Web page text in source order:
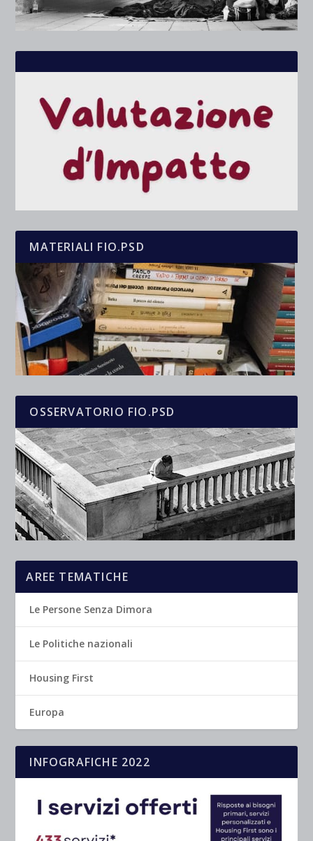
MATERIALI FIO.PSD
OSSERVATORIO FIO.PSD
AREE TEMATICHE
Le Persone Senza Dimora
Le Politiche nazionali
Housing First
Europa
INFOGRAFICHE 2022